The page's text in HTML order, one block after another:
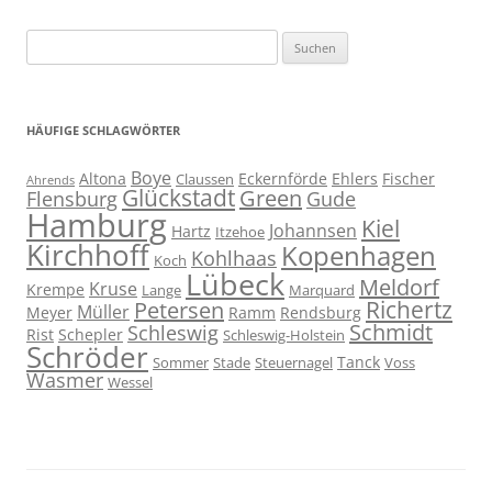
nach:
HÄUFIGE SCHLAGWÖRTER
Ahrends Altona Boye Claussen Eckernförde Ehlers Fischer
Flensburg GlückstadtGreen Gude
Hamburg Hartz Itzehoe Johannsen Kiel
Kirchhoff Koch Kohlhaas Kopenhagen
Krempe Kruse Lange Lübeck Marquard Meldorf
Meyer Müller Petersen Ramm Rendsburg Richertz
Rist Schepler Schleswig Schleswig-Holstein Schmidt
Schröder Sommer Stade Steuernagel Tanck Voss
Wasmer Wessel